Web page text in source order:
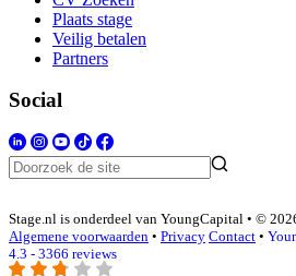
Plaats stage
Veilig betalen
Partners
Social
Stage.nl is onderdeel van YoungCapital • ©
Algemene voorwaarden • Privacy Contact •
4.3 - 3366 reviews